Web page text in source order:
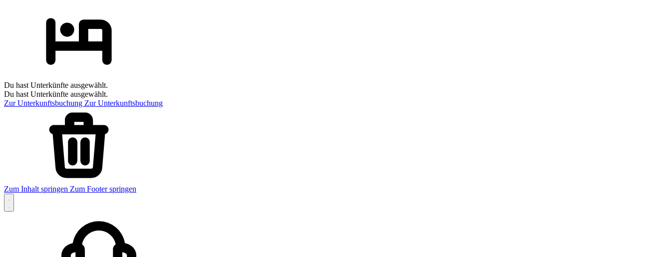
Du hast Unterkünfte ausgewählt.
Du hast Unterkünfte ausgewählt.
Zur Unterkunftsbuchung Zur Unterkunftsbuchung
Zum Inhalt springen Zum Footer springen